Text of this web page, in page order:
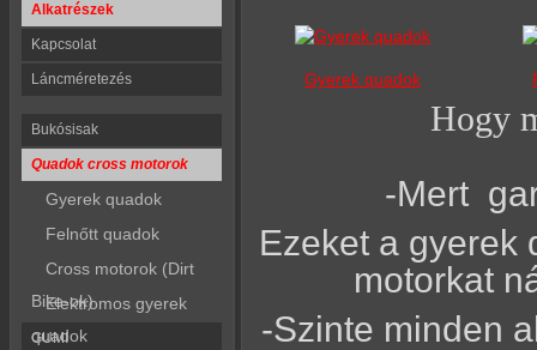
Alkatrészek
Kapcsolat
Láncméretezés
Bukósisak
Quadok cross motorok
Gyerek quadok
Felnőtt quadok
Cross motorok (Dirt
Bike-ok)
Elektromos gyerek
quadok
GUMI
Gyerek quadok
Hogy
-Mert
Ezeket a gyerek
motorkat
-Szinte minden